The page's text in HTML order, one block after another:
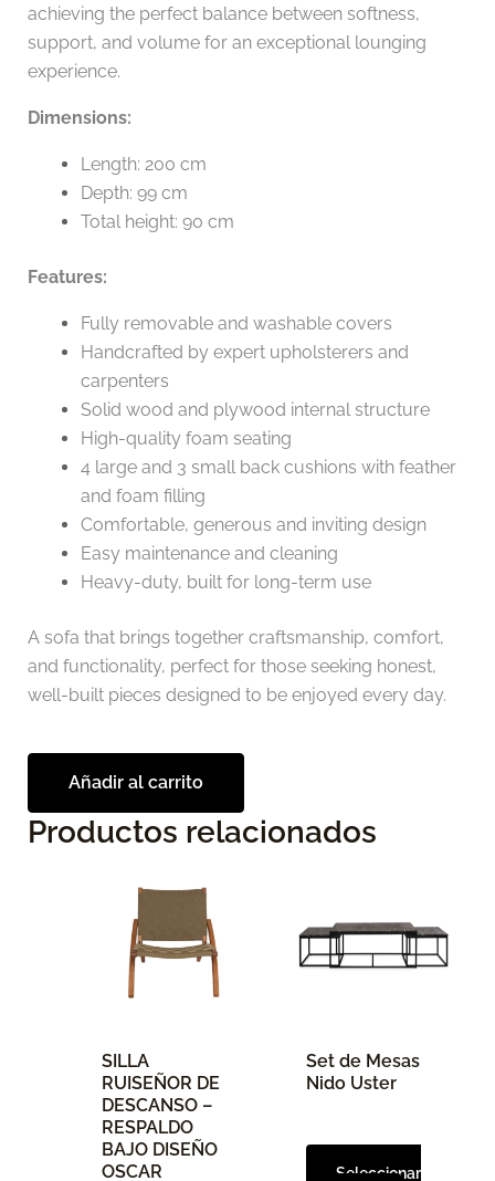
achieving the perfect balance between softness,
support, and volume for an exceptional lounging
experience.
Dimensions:
Length: 200 cm
Depth: 99 cm
Total height: 90 cm
Features:
Fully removable and washable covers
Handcrafted by expert upholsterers and
carpenters
Solid wood and plywood internal structure
High-quality foam seating
4 large and 3 small back cushions with feather
and foam filling
Comfortable, generous and inviting design
Easy maintenance and cleaning
Heavy-duty, built for long-term use
A sofa that brings together craftsmanship, comfort,
and functionality, perfect for those seeking honest,
well-built pieces designed to be enjoyed every day.
Añadir al carrito
Productos relacionados
SILLA
RUISEÑOR DE
DESCANSO –
RESPALDO
BAJO DISEÑO
OSCAR
Set de Mesas
Nido Uster
Seleccionar
tiene
múltiples
se